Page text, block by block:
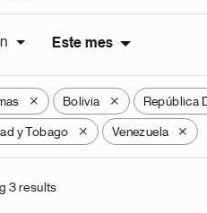
Este mes
X Bolivia X República
y Tobago X Venezuela X
3 results